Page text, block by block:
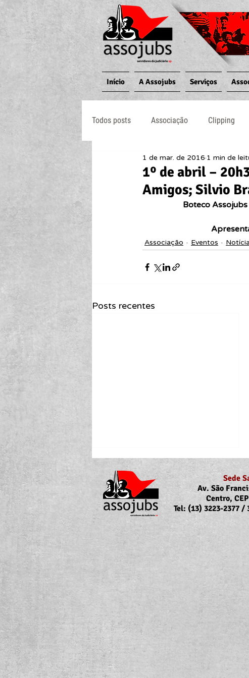
Início A Assojubs Serviços
Todos posts Associação Clipping
Jornal O Processo Judiciário
1º de abril –
Amigos; Silvio
1 de mar. de 2016 1 min de
Boteco
Associação Eventos
Posts recentes
Portaria Nº 10.855/2026
sobre a atualização da
concessão do auxílio-saúde
para servidores/as ativos/as e
inativos/as
Sede
Av. São
Centro,
Tel: (13) 3223-2377 /